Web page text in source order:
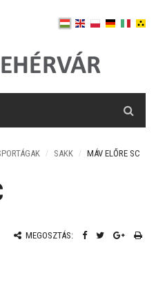
SAKK MÁV ELŐRE SC
MEGOSZTÁS: